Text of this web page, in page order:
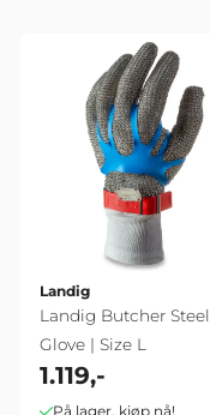
Landig
Landig Butcher Steel
Glove | Size L
1.119,-
På lager, kjøp nå!